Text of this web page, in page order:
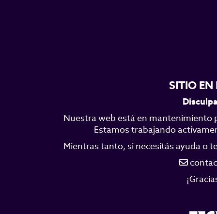
SITIO
Nuestra web está en mantenimiento
Estamos trabajando
Mientras tanto, si necesitás ayuda o